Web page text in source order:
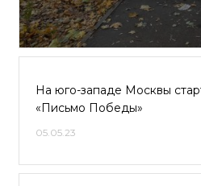
На юго-западе Москвы
«Письмо Победы»
05.05.23